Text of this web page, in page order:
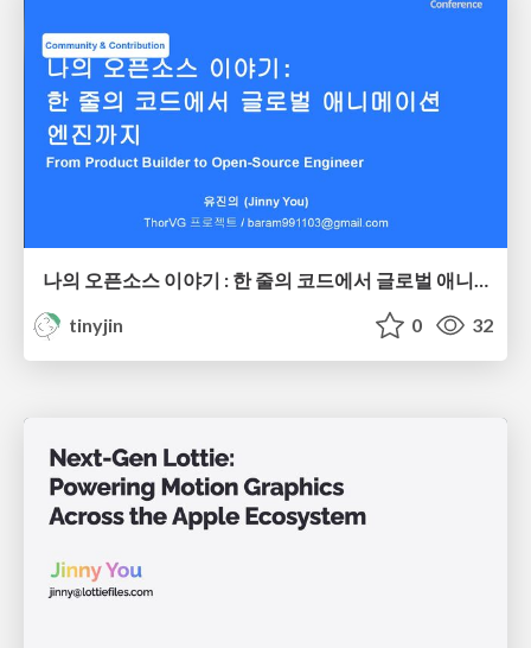
나의 오픈소스 이야기 : 한 줄의 코드에서 글로벌 애니메이션 엔진까지
tinyjin
0 32